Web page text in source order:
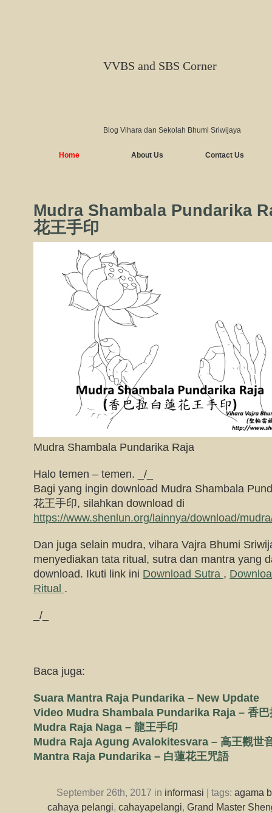
VVBS and SBS Corner
Blog Vihara dan Sekolah Bhumi Sriwijaya
Home About Us Contact Us
Mudra Shambala Pundarika
花王手印
Mudra Shambala Pundarika Raja
Halo temen – temen. _/_
Bagi yang ingin download Mudra Shambala
花王手印, silahkan download di
https://www.shenlun.org/lainnya/download/
Dan juga selain mudra, vihara Vajra Bhumi
menyediakan tata ritual, sutra dan mantra yang
download. Ikuti link ini Download Sutra ,
Ritual .
_/_
Baca juga:
Suara Mantra Raja Pundarika – New Update
Video Mudra Shambala Pundarika Raja – 香巴
Mudra Raja Naga – 龍王手印
Mudra Raja Agung Avalokitesvara – 高王觀世
Mantra Raja Pundarika – 白蓮花王咒語
September 26th, 2017 in informasi | tags: agama
cahaya pelangi, cahayapelangi, Grand Master